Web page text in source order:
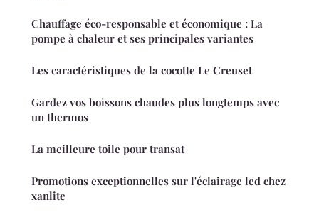
Chauffage éco-responsable et économique : La
pompe à chaleur et ses principales variantes
Les caractéristiques de la cocotte Le Creuset
Gardez vos boissons chaudes plus longtemps avec
un thermos
La meilleure toile pour transat
Promotions exceptionnelles sur l'éclairage led chez
xanlite